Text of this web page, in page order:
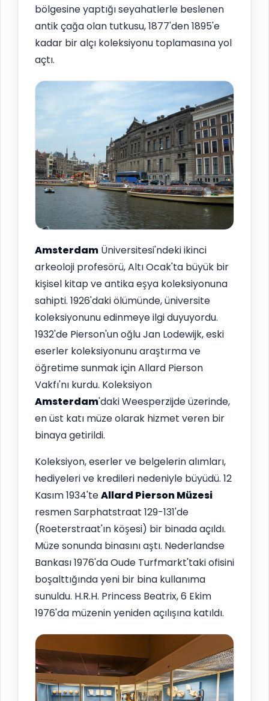
bölgesine yaptığı seyahatlerle beslenen
antik çağa olan tutkusu, 1877'den 1895'e
kadar bir alçı koleksiyonu toplamasına yol
açtı.
Amsterdam Üniversitesi'ndeki ikinci
arkeoloji profesörü, Altı Ocak'ta büyük bir
kişisel kitap ve antika eşya koleksiyonuna
sahipti. 1926'daki ölümünde, üniversite
koleksiyonunu edinmeye ilgi duyuyordu.
1932'de Pierson'un oğlu Jan Lodewijk, eski
eserler koleksiyonunu araştırma ve
öğretime sunmak için Allard Pierson
Vakfı'nı kurdu. Koleksiyon
Amsterdam'daki Weesperzijde üzerinde,
en üst katı müze olarak hizmet veren bir
binaya getirildi.
Koleksiyon, eserler ve belgelerin alımları,
hediyeleri ve kredileri nedeniyle büyüdü. 12
Kasım 1934'teAllard Pierson Müzesi
resmen Sarphatstraat 129-131'de
(Roeterstraat'ın köşesi) bir binada açıldı.
Müze sonunda binasını aştı. Nederlandse
Bankası 1976'da Oude Turfmarkt'taki ofisini
boşalttığında yeni bir bina kullanıma
sunuldu. H.R.H. Princess Beatrix, 6 Ekim
1976'da müzenin yeniden açılışına katıldı.